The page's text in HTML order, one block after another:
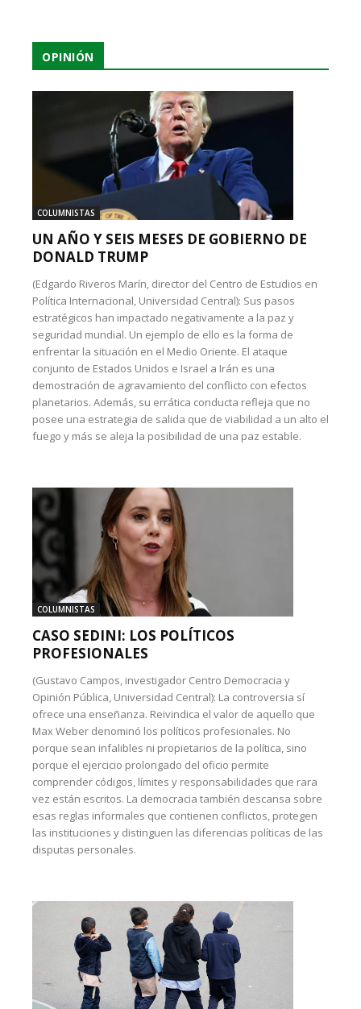
OPINIÓN
COLUMNISTAS
UN AÑO Y SEIS MESES DE GOBIERNO DE
DONALD TRUMP
(Edgardo Riveros Marín, director del Centro de Estudios en
Política Internacional, Universidad Central): Sus pasos
estratégicos han impactado negativamente a la paz y
seguridad mundial. Un ejemplo de ello es la forma de
enfrentar la situación en el Medio Oriente. El ataque
conjunto de Estados Unidos e Israel a Irán es una
demostración de agravamiento del conflicto con efectos
planetarios. Además, su errática conducta refleja que no
posee una estrategia de salida que de viabilidad a un alto el
fuego y más se aleja la posibilidad de una paz estable.
COLUMNISTAS
CASO SEDINI: LOS POLÍTICOS
PROFESIONALES
(Gustavo Campos, investigador Centro Democracia y
Opinión Pública, Universidad Central): La controversia sí
ofrece una enseñanza. Reivindica el valor de aquello que
Max Weber denominó los políticos profesionales. No
porque sean infalibles ni propietarios de la política, sino
porque el ejercicio prolongado del oficio permite
comprender códigos, límites y responsabilidades que rara
vez están escritos. La democracia también descansa sobre
esas reglas informales que contienen conflictos, protegen
las instituciones y distinguen las diferencias políticas de las
disputas personales.